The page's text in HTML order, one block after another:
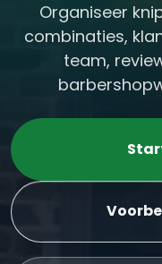
Organiseer
combinaties,
team,